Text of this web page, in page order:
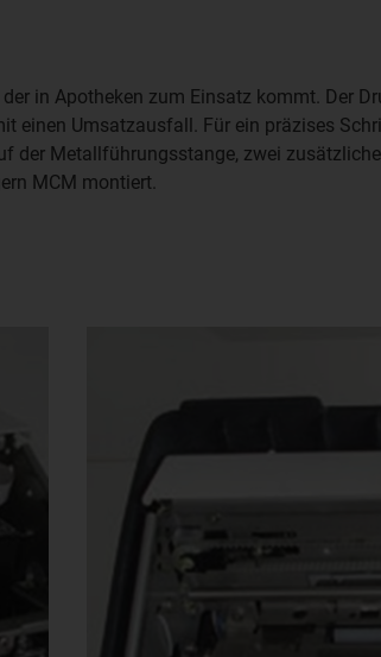
in Apotheken zum Einsatz kommt. Der
einen Umsatzausfall. Für ein präzises
Metallführungsstange, zwei
MCM montiert.